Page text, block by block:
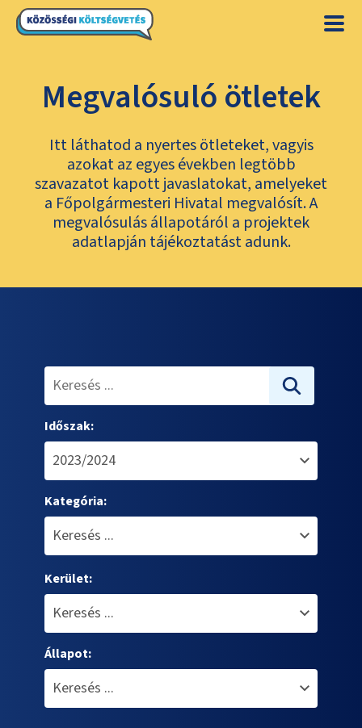
Megvalósuló ötletek
Itt láthatod a nyertes ötleteket, vagyis
azokat az egyes években legtöbb
szavazatot kapott javaslatokat, amelyeket
a Főpolgármesteri Hivatal megvalósít. A
megvalósulás állapotáról a projektek
adatlapján tájékoztatást adunk.
Időszak:
Kategória:
Kerület:
Állapot: